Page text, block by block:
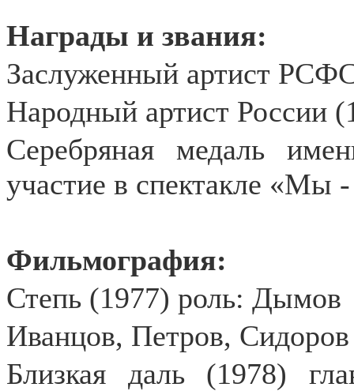
Награды и звания:
Заслуженный артист
Народный артист России
Серебряная медаль
участие в спектакле «Мы
Фильмография:
Степь (1977) роль: Дымов
Иванцов, Петров,
Близкая даль (1978)